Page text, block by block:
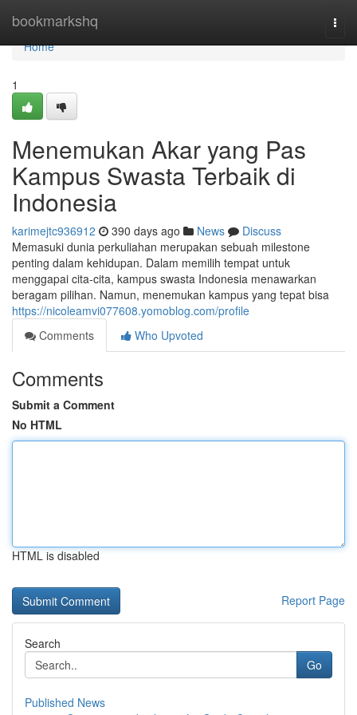
bookmarkshq
Home
Home
1
Menemukan Akar yang Pas
Kampus Swasta Terbaik di
Indonesia
karimejtc936912 390 days ago News
Discuss
Memasuki dunia perkuliahan merupakan sebuah milestone
penting dalam kehidupan. Dalam memilih tempat untuk
menggapai cita-cita, kampus swasta Indonesia menawarkan
beragam pilihan. Namun, menemukan kampus yang tepat bisa
https://nicoleamvi077608.yomoblog.com/profile
Comments
Who Upvoted
Comments
Submit a Comment
No HTML
HTML is disabled
Report Page
Search
Go
Published News